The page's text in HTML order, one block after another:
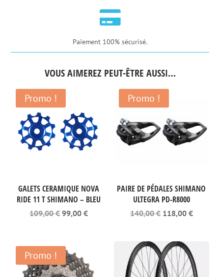

Paiement 100% sécurisé.
VOUS AIMEREZ PEUT-ÊTRE AUSSI…
Promo !
GALETS CERAMIQUE NOVA
RIDE 11 T SHIMANO – BLEU
109,00€ Le
109,00 €.
99,00 €Le
Promo !
PAIRE DE PÉDALES SHIMANO
ULTEGRA PD-R8000
140,00€ Le
était :
140,00 €.
118,00 €Le
Promo !